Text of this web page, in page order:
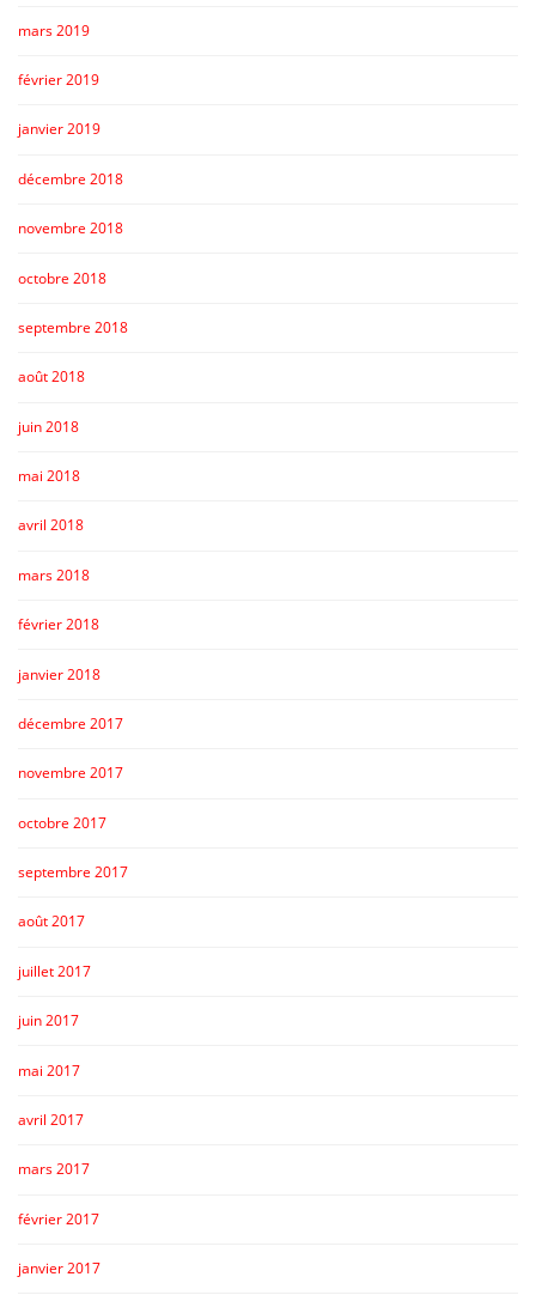
mars 2019
février 2019
janvier 2019
décembre 2018
novembre 2018
octobre 2018
septembre 2018
août 2018
juin 2018
mai 2018
avril 2018
mars 2018
février 2018
janvier 2018
décembre 2017
novembre 2017
octobre 2017
septembre 2017
août 2017
juillet 2017
juin 2017
mai 2017
avril 2017
mars 2017
février 2017
janvier 2017